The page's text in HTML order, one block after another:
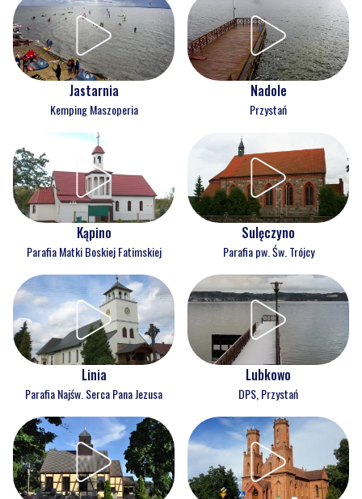
Jastarnia
Kemping Maszoperia
Nadole
Przystań
Kąpino
Parafia Matki Boskiej Fatimskiej
Sulęczyno
Parafia pw. Św. Trójcy
Linia
Parafia Najśw. Serca Pana Jezusa
Lubkowo
DPS, Przystań